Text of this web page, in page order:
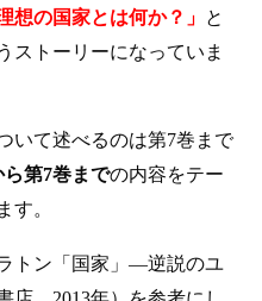
理想の国家とは何か？」 と
ストーリーになっていま
いて述べるのは第7巻まで
ら第7巻までの内容をテー
す。
トン「国家」—逆説のユ